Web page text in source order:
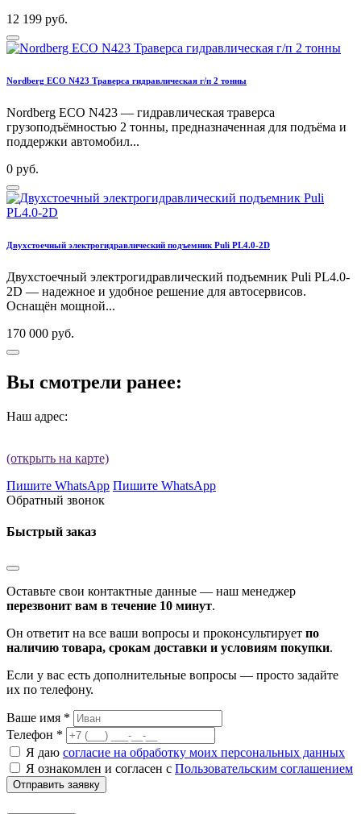
12 199 руб.
Nordberg ECO N423 Траверса гидравлическая г/п 2 тонны
Nordberg ECO N423 — гидравлическая траверса
грузоподъёмностью 2 тонны, предназначенная для подъёма и
поддержки автомобил...
0 руб.
Двухстоечный электрогидравлический подъемник Puli PL4.0-2D
Двухстоечный электрогидравлический подъемник Puli PL4.0-
2D — надежное и удобное решение для автосервисов.
Оснащён мощной...
170 000 руб.
Вы смотрели ранее:
Наш адрес:
(открыть на карте)
Пишите WhatsApp Пишите WhatsApp
Обратный звонок
Быстрый заказ
Оставьте свои контактные данные — наш менеджер
перезвонит вам в течение 10 минут.
Он ответит на все ваши вопросы и проконсультирует по
наличию товара, срокам доставки и условиям покупки.
Если у вас есть дополнительные вопросы — просто задайте
их по телефону.
Ваше имя *
Телефон *
Я даю согласие на обработку моих персональных данных
Я ознакомлен и согласен с Пользовательским соглашением
Отправить заявку